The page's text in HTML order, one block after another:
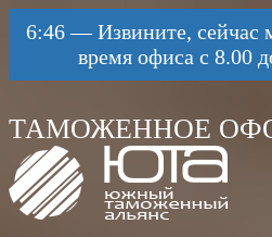
6:46—Извините, сейчас
время офиса с 8.00